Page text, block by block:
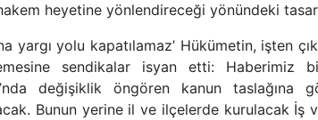
heyetine yönlendireceği yönündeki
yargı yolu kapatılamaz’ Hükümetin, işten
sendikalar isyan etti: Haberimiz
değişiklik öngören kanun
Bunun yerine il ve ilçelerde kurulacak İş